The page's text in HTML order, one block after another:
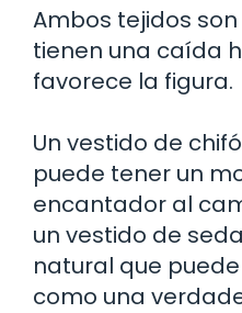
Ambos tejidos
tienen una caída
favorece la figura.
Un vestido de
puede tener un
encantador al
un vestido de
natural que
como una